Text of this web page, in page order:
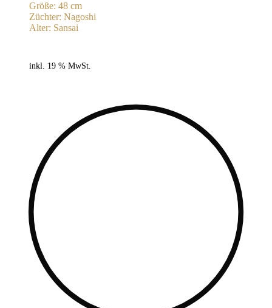
Größe: 48 cm
Züchter: Nagoshi
Alter: Sansai
inkl. 19 % MwSt.